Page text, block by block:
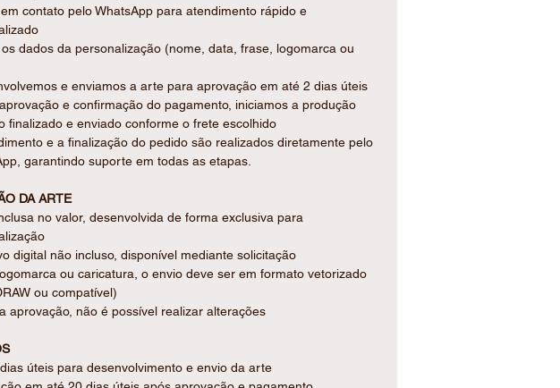
SOB MEDIDA PARA O SEU EVENTO
inclusa
pronta para presentear
artesanal com acabamento cuidadoso
DA PERSONALIZAÇÃO
conforme a sua necessidade:
na caparealizada em adesivo com qualidade fotográfica,
alta definição e ampla variedade de cores.
por peça: consultar valores
frente: Sim
verso: Não
lembrancinhas de casamento, aniversários, eventos
e ocasiões especiais.
em contato pelo WhatsApp para atendimento rápido e
os dados da personalização (nome, data, frase, logomarca ou
e enviamos a arte para aprovação em até 2 dias úteis
e confirmação do pagamento, iniciamos a produção
finalizado e enviado conforme o frete escolhido
e a finalização do pedido são realizados diretamente pelo
garantindo suporte em todas as etapas.
DA ARTE
no valor, desenvolvida de forma exclusiva para
digital não incluso, disponível mediante solicitação
ou caricatura, o envio deve ser em formato vetorizado
ou compatível)
aprovação, não é possível realizar alterações
úteis para desenvolvimento e envio da arte